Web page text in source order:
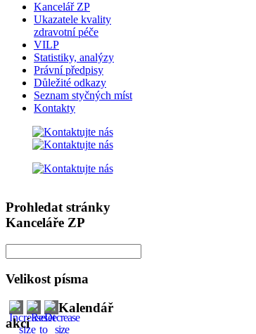
Kancelář ZP
Ukazatele kvality
zdravotní péče
VILP
Statistiky, analýzy
Právní předpisy
Důležité odkazy
Seznam styčných míst
Kontakty
Prohledat stránky
Kanceláře ZP
Velikost písma
Kalendář
akcí